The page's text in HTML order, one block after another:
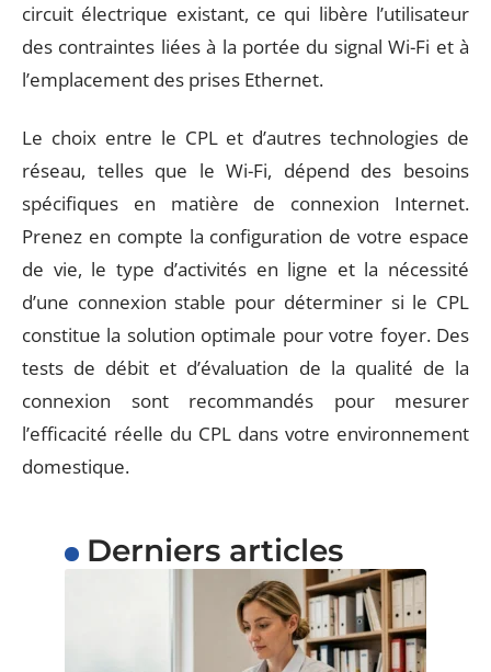
circuit électrique existant, ce qui libère l’utilisateur
des contraintes liées à la portée du signal Wi-Fi et à
l’emplacement des prises Ethernet.
Le choix entre le CPL et d’autres technologies de
réseau, telles que le Wi-Fi, dépend des besoins
spécifiques en matière de connexion Internet.
Prenez en compte la configuration de votre espace
de vie, le type d’activités en ligne et la nécessité
d’une connexion stable pour déterminer si le CPL
constitue la solution optimale pour votre foyer. Des
tests de débit et d’évaluation de la qualité de la
connexion sont recommandés pour mesurer
l’efficacité réelle du CPL dans votre environnement
domestique.
Derniers articles